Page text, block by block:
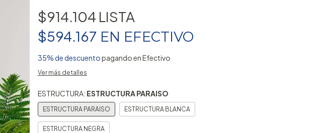
$914.104
$594.167 EN EFECTIVO
35% de descuentopagando en Efectivo
Ver más detalles
ESTRUCTURA: ESTRUCTURA PARAISO
ESTRUCTURA PARAISO ESTRUCTURA BLANCA
ESTRUCTURA NEGRA